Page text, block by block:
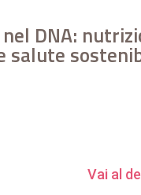
DNA:
salute
Vai al